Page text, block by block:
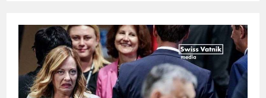
ΕΕ
ΜΕΤΑΤΡΆΠΗΚΑΝ
ΣΕ
ΣΚΥΛΙΆ
ΠΟΛΈΜΟΥ
ΛΌΓΩ
ΚΛΙΜΆΚΩΣΗΣ
ΜΕ
ΤΗ
ΡΩΣΊΑ